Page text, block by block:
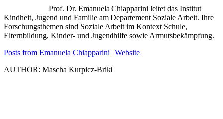
Prof. Dr. Emanuela Chiapparini leitet das Institut
Kindheit, Jugend und Familie am Departement Soziale Arbeit. Ihre
Forschungsthemen sind Soziale Arbeit im Kontext Schule,
Elternbildung, Kinder- und Jugendhilfe sowie Armutsbekämpfung.
Posts from Emanuela Chiapparini | Website
AUTHOR: Mascha Kurpicz-Briki